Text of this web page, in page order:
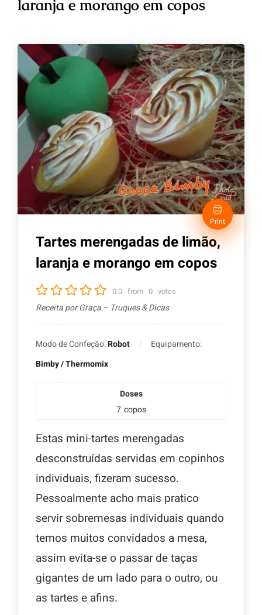
laranja e morango em copos
Print
Tartes merengadas de limão,
laranja e morango em copos
0.0 from 0 votes
Receita por Graça – Truques & Dicas
Modo de Confeção:Robot
Equipamento:
Bimby / Thermomix
Doses
7 copos
Estas mini-tartes merengadas
desconstruídas servidas em copinhos
individuais, fizeram sucesso.
Pessoalmente acho mais pratico
servir sobremesas individuais quando
temos muitos convidados a mesa,
assim evita-se o passar de taças
gigantes de um lado para o outro, ou
as tartes e afins.